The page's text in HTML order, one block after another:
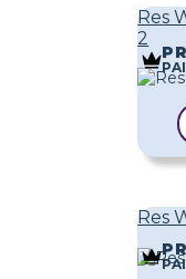
Res
2
Res